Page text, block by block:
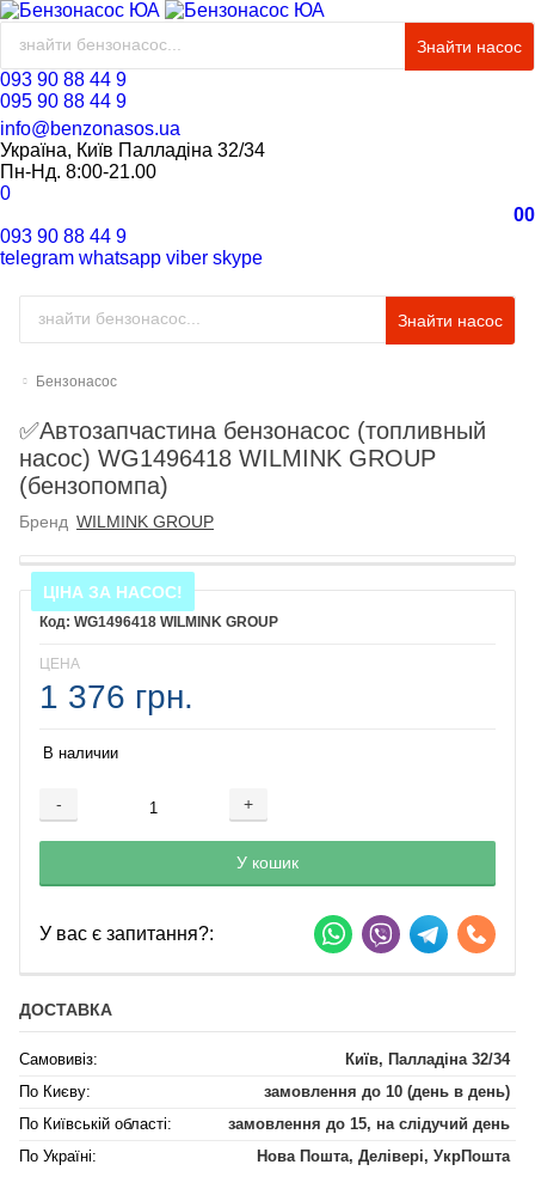
Знайти насос
093 90 88 44 9
095 90 88 44 9
info@benzonasos.ua
Україна, Київ Палладіна 32/34
Пн-Нд. 8:00-21.00
0
00
093 90 88 44 9
telegram whatsapp viber skype
Знайти насос
Бензонасос
✅Автозапчастина бензонасос (топливный
насос) WG1496418 WILMINK GROUP
(бензопомпа)
Бренд WILMINK GROUP
ЦІНА ЗА НАСОС!
WG1496418 WILMINK GROUP
ЦЕНА
1 376 грн.
В наличии
- +
Добавляется...
У кошик
Добавлен
У вас є запитання?:
ДОСТАВКА
Самовивіз:
Київ, Палладіна 32/34
По Києву:
замовлення до 10 (день в день)
По Київській області:
замовлення до 15, на слідучий день
По Україні:
Нова Пошта, Делівері, УкрПошта